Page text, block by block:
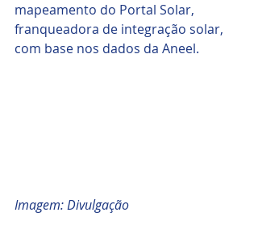
mapeamento do Portal Solar,
franqueadora de integração solar,
com base nos dados da Aneel.
Imagem: Divulgação